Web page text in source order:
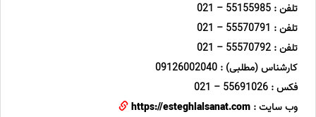
تلفن : 55155985 – 021
تلفن : 55570791 – 021
تلفن : 55570792 – 021
کارشناس (مطلبی) : 09126002040
فکس : 55691026 – 021
وب سایت : https://esteghlalsanat.com